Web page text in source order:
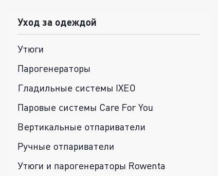
Уход за одеждой
Утюги
Парогенераторы
Гладильные системы IXEO
Паровые системы Care For You
Вертикальные отпариватели
Ручные отпариватели
Утюги и парогенераторы Rowenta